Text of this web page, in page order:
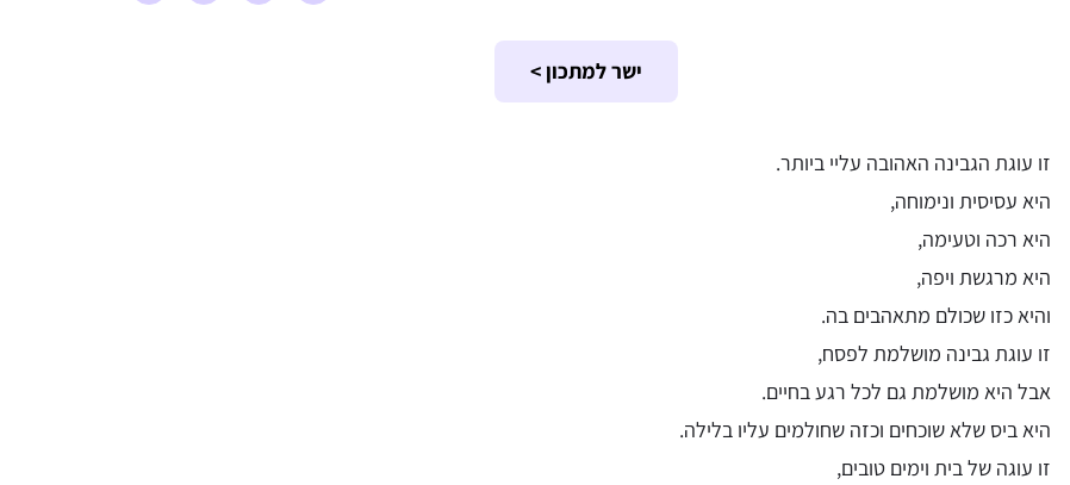
ישר למתכון >
זו עוגת הגבינה האהובה עליי ביותר.
היא עסיסית ונימוחה,
היא רכה וטעימה,
היא מרגשת ויפה,
והיא כזו שכולם מתאהבים בה.
זו עוגת גבינה מושלמת לפסח,
אבל היא מושלמת גם לכל רגע בחיים.
היא ביס שלא שוכחים וכזה שחולמים עליו בלילה.
זו עוגה של בית וימים טובים,